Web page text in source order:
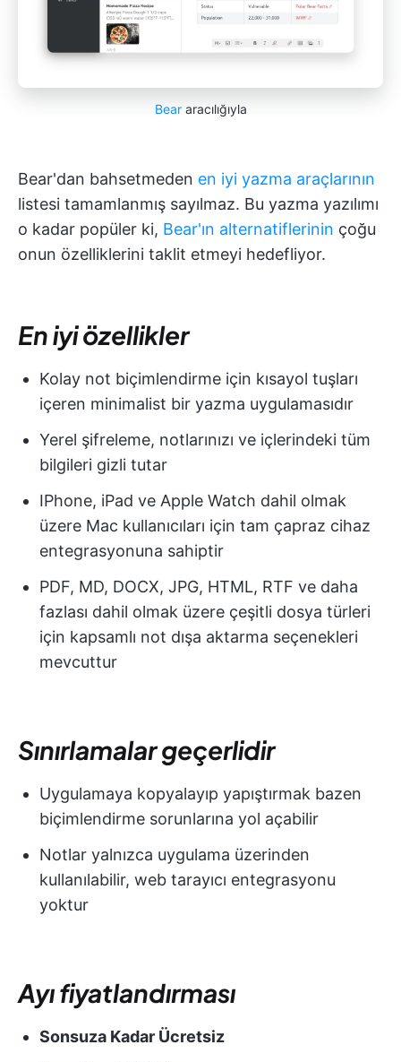
Beararacılığıyla
Bear'dan bahsetmeden en iyi yazma araçlarının
listesi tamamlanmış sayılmaz. Bu yazma yazılımı
o kadar popüler ki, Bear'ın alternatiflerinin çoğu
onun özelliklerini taklit etmeyi hedefliyor.
En iyi özellikler
Kolay not biçimlendirme için kısayol tuşları
içeren minimalist bir yazma uygulamasıdır
Yerel şifreleme, notlarınızı ve içlerindeki tüm
bilgileri gizli tutar
IPhone, iPad ve Apple Watch dahil olmak
üzere Mac kullanıcıları için tam çapraz cihaz
entegrasyonuna sahiptir
PDF, MD, DOCX, JPG, HTML, RTF ve daha
fazlası dahil olmak üzere çeşitli dosya türleri
için kapsamlı not dışa aktarma seçenekleri
mevcuttur
Sınırlamalar geçerlidir
Uygulamaya kopyalayıp yapıştırmak bazen
biçimlendirme sorunlarına yol açabilir
Notlar yalnızca uygulama üzerinden
kullanılabilir, web tarayıcı entegrasyonu
yoktur
Ayı fiyatlandırması
Sonsuza Kadar Ücretsiz